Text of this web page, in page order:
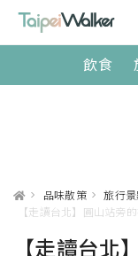
飲食
> 品味散策 > 旅行
【走讀台北